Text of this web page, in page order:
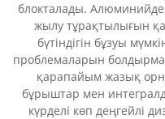
блокталады.
жылу тұрақтылығын
бүтіндігін бұзуы
проблемаларын
қарапайым жазық
бұрыштар мен
күрделі көп деңгейлі